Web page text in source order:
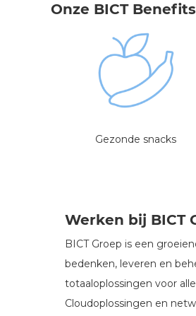
Onze BICT Benefits
Gezonde snacks
Werken bij BICT
BICT Groep is een
bedenken, leveren en
totaaloplossingen voor
Cloudoplossingen en